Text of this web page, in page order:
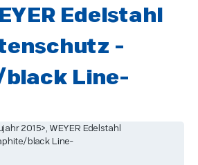
Edelstahl
-
Line-